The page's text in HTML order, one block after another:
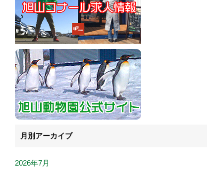
月別アーカイブ
2026年7月